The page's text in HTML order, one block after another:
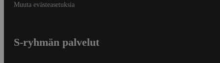
Muuta evästeasetuksia
S-ryhmän palvelut